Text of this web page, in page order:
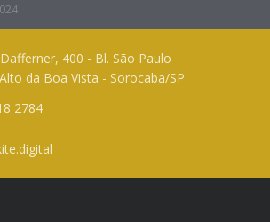
400 - Bl. São Paulo
da Boa Vista - Sorocaba/SP
2784